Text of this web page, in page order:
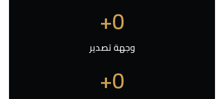
0
+
وجهة تصدير
0
+